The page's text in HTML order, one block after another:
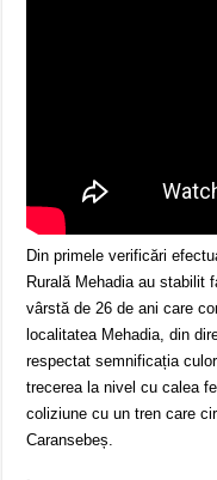
Din primele verificări
Rurală Mehadia au stabilit
vârstă de 26 de ani care
localitatea Mehadia, din
respectat semnificația
trecerea la nivel cu calea
coliziune cu un tren care
Caransebeș.